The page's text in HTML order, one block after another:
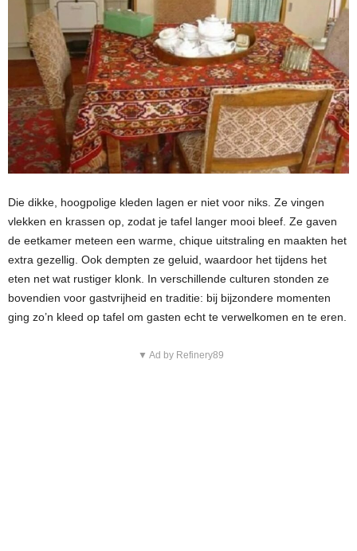
Die dikke, hoogpolige kleden lagen er niet voor niks. Ze vingen
vlekken en krassen op, zodat je tafel langer mooi bleef. Ze gaven
de eetkamer meteen een warme, chique uitstraling en maakten het
extra gezellig. Ook dempten ze geluid, waardoor het tijdens het
eten net wat rustiger klonk. In verschillende culturen stonden ze
bovendien voor gastvrijheid en traditie: bij bijzondere momenten
ging zo’n kleed op tafel om gasten echt te verwelkomen en te eren.
▼ Ad by Refinery89